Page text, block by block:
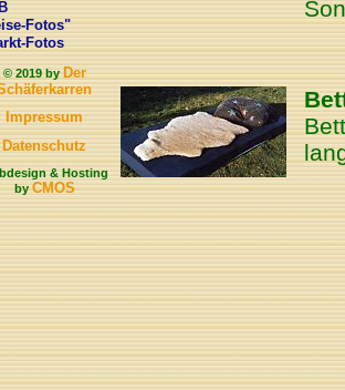
Fotos"
Fotos
© 2019 byDer
Impressum
Datenschutz
& Hosting
byCMOS